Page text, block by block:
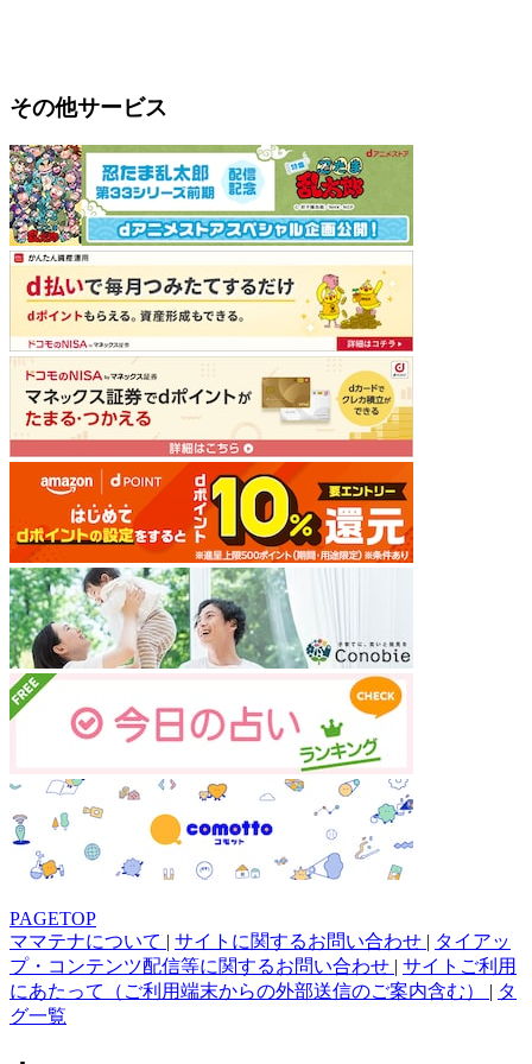
その他サービス
PAGETOP
ママテナについて | サイトに関するお問い合わせ | タイアッ
プ・コンテンツ配信等に関するお問い合わせ | サイトご利用
にあたって（ご利用端末からの外部送信のご案内含む） | タ
グ一覧